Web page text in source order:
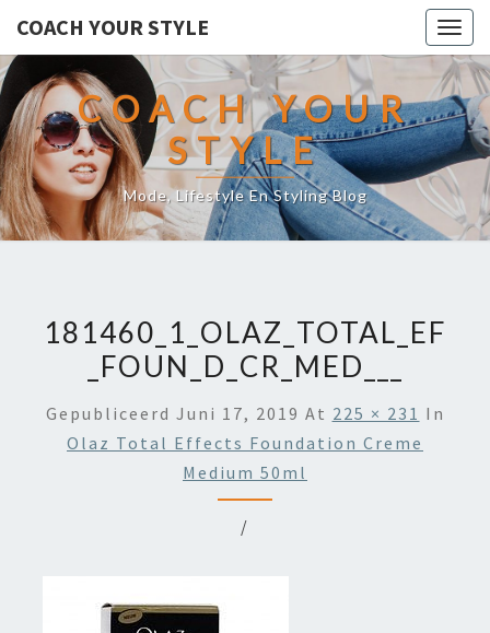
COACH YOUR STYLE
COACH YOUR
STYLE
Mode, Lifestyle En Styling Blog
181460_1_OLAZ_TOTAL_EF
_FOUN_D_CR_MED___
Gepubliceerd Juni 17, 2019 At 225 × 231 In
Olaz Total Effects Foundation Creme
Medium 50ml
/